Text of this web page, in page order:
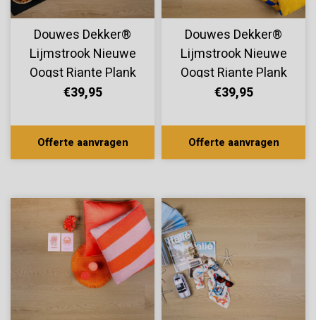
Douwes Dekker®
Lijmstrook Nieuwe
Oogst Riante Plank
Kers 10810
€39,95
Offerte aanvragen
Douwes Dekker®
Lijmstrook Nieuwe
Oogst Riante Plank
Framboos 10808
€39,95
Offerte aanvragen